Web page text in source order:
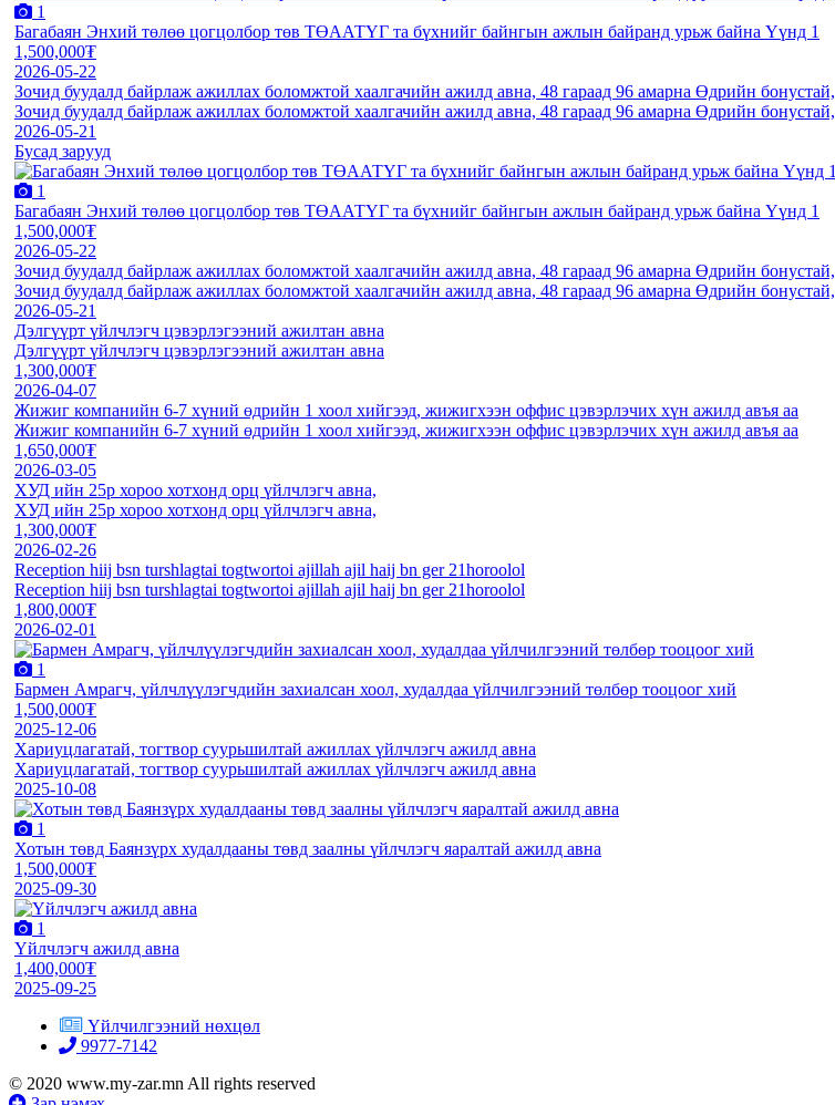
1
Багабаян Энхий төлөө цогцолбор төв ТӨААТҮГ та бүхнийг байнгын ажлын байранд урьж байна Үүнд 1
1,500,000₮
2026-05-22
Зочид буудалд байрлаж ажиллах боломжтой хаалгачийн ажилд авна, 48 гараад 96 амарна Өдрийн бонустай,
Зочид буудалд байрлаж ажиллах боломжтой хаалгачийн ажилд авна, 48 гараад 96 амарна Өдрийн бонустай,
2026-05-21
Бусад зарууд
1
Багабаян Энхий төлөө цогцолбор төв ТӨААТҮГ та бүхнийг байнгын ажлын байранд урьж байна Үүнд 1
1,500,000₮
2026-05-22
Зочид буудалд байрлаж ажиллах боломжтой хаалгачийн ажилд авна, 48 гараад 96 амарна Өдрийн бонустай,
Зочид буудалд байрлаж ажиллах боломжтой хаалгачийн ажилд авна, 48 гараад 96 амарна Өдрийн бонустай,
2026-05-21
Дэлгүүрт үйлчлэгч цэвэрлэгээний ажилтан авна
Дэлгүүрт үйлчлэгч цэвэрлэгээний ажилтан авна
1,300,000₮
2026-04-07
Жижиг компанийн 6-7 хүний өдрийн 1 хоол хийгээд, жижигхээн оффис цэвэрлэчих хүн ажилд авъя аа
Жижиг компанийн 6-7 хүний өдрийн 1 хоол хийгээд, жижигхээн оффис цэвэрлэчих хүн ажилд авъя аа
1,650,000₮
2026-03-05
ХУД ийн 25р хороо хотхонд орц үйлчлэгч авна,
ХУД ийн 25р хороо хотхонд орц үйлчлэгч авна,
1,300,000₮
2026-02-26
Reception hiij bsn turshlagtai togtwortoi ajillah ajil haij bn ger 21horoolol
Reception hiij bsn turshlagtai togtwortoi ajillah ajil haij bn ger 21horoolol
1,800,000₮
2026-02-01
1
Бармен Амрагч, үйлчлүүлэгчдийн захиалсан хоол, худалдаа үйлчилгээний төлбөр тооцоог хий
1,500,000₮
2025-12-06
Хариуцлагатай, тогтвор суурьшилтай ажиллах үйлчлэгч ажилд авна
Хариуцлагатай, тогтвор суурьшилтай ажиллах үйлчлэгч ажилд авна
2025-10-08
1
Хотын төвд Баянзүрх худалдааны төвд заалны үйлчлэгч яаралтай ажилд авна
1,500,000₮
2025-09-30
1
Үйлчлэгч ажилд авна
1,400,000₮
2025-09-25
Үйлчилгээний нөхцөл
9977-7142
© 2020 www.my-zar.mn All rights reserved